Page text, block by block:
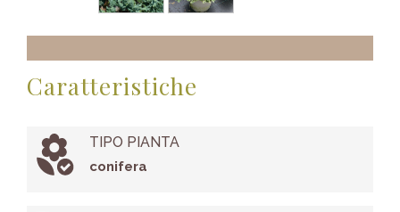
Caratteristiche
TIPO PIANTA
conifera